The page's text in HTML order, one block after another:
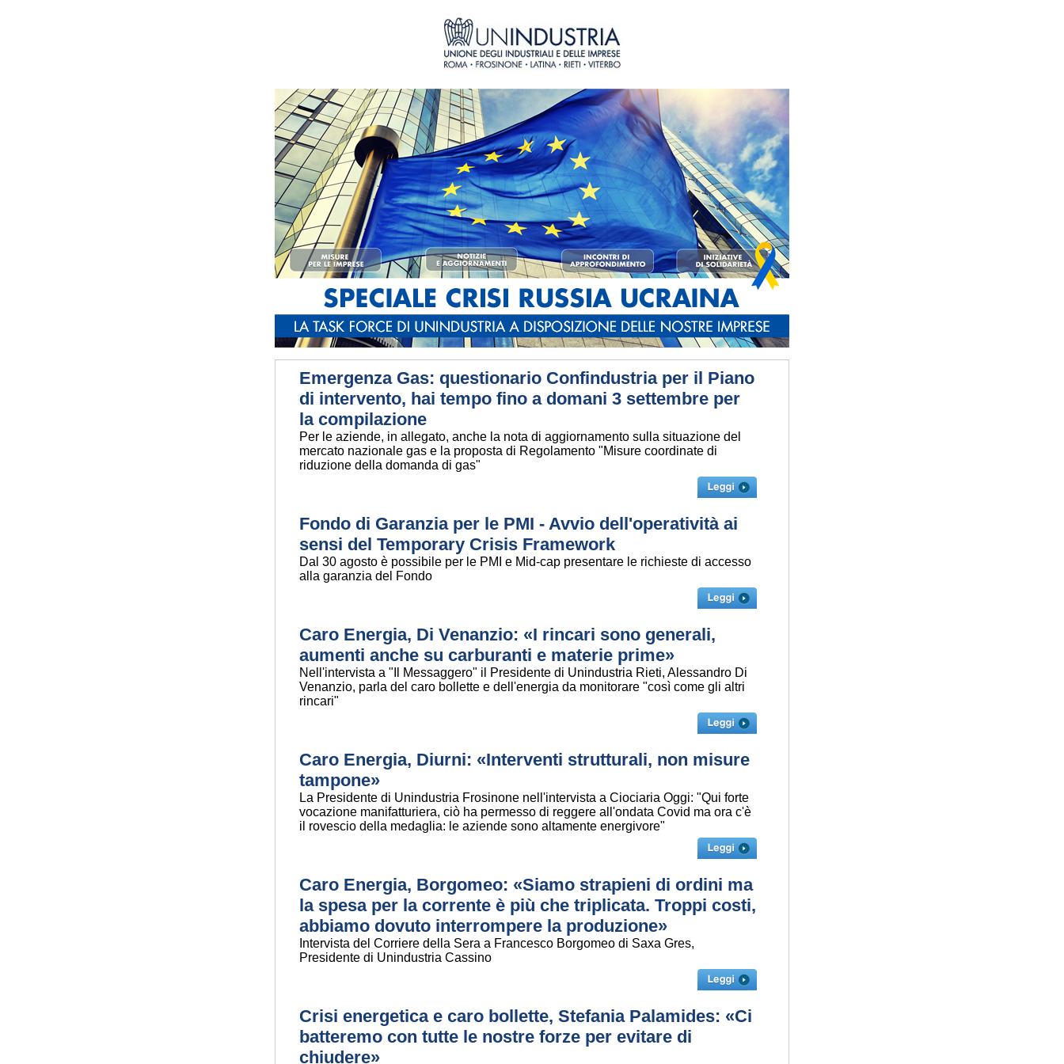
Emergenza Gas: questionario Confindustria per il Piano
di intervento, hai tempo fino a domani 3 settembre per
la compilazione
Per le aziende, in allegato, anche la nota di aggiornamento sulla situazione del
mercato nazionale gas e la proposta di Regolamento "Misure coordinate di
riduzione della domanda di gas"
Fondo di Garanzia per le PMI - Avvio dell'operatività ai
sensi del Temporary Crisis Framework
Dal 30 agosto è possibile per le PMI e Mid-cap presentare le richieste di accesso
alla garanzia del Fondo
Caro Energia, Di Venanzio: «I rincari sono generali,
aumenti anche su carburanti e materie prime»
Nell'intervista a "Il Messaggero" il Presidente di Unindustria Rieti, Alessandro Di
Venanzio, parla del caro bollette e dell'energia da monitorare "così come gli altri
rincari"
Caro Energia, Diurni: «Interventi strutturali, non misure
tampone»
La Presidente di Unindustria Frosinone nell'intervista a Ciociaria Oggi: "Qui forte
vocazione manifatturiera, ciò ha permesso di reggere all'ondata Covid ma ora c'è
il rovescio della medaglia: le aziende sono altamente energivore"
Caro Energia, Borgomeo: «Siamo strapieni di ordini ma
la spesa per la corrente è più che triplicata. Troppi costi,
abbiamo dovuto interrompere la produzione»
Intervista del Corriere della Sera a Francesco Borgomeo di Saxa Gres,
Presidente di Unindustria Cassino
Crisi energetica e caro bollette, Stefania Palamides: «Ci
batteremo con tutte le nostre forze per evitare di
chiudere»